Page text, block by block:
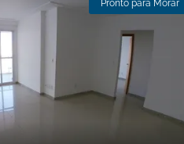
Pronto para Morar